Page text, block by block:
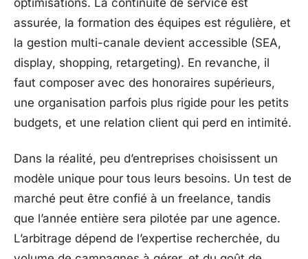
optimisations. La continuité de service est
assurée, la formation des équipes est régulière, et
la gestion multi-canale devient accessible (SEA,
display, shopping, retargeting). En revanche, il
faut composer avec des honoraires supérieurs,
une organisation parfois plus rigide pour les petits
budgets, et une relation client qui perd en intimité.
Dans la réalité, peu d’entreprises choisissent un
modèle unique pour tous leurs besoins. Un test de
marché peut être confié à un freelance, tandis
que l’année entière sera pilotée par une agence.
L’arbitrage dépend de l’expertise recherchée, du